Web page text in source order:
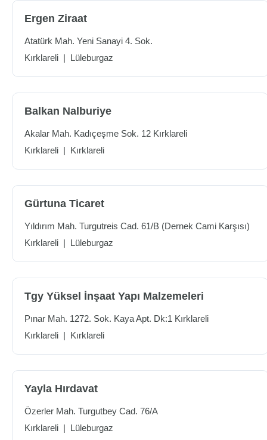
Ergen Ziraat
Atatürk Mah. Yeni Sanayi 4. Sok.
Kırklareli | Lüleburgaz
Balkan Nalburiye
Akalar Mah. Kadıçeşme Sok. 12 Kırklareli
Kırklareli | Kırklareli
Gürtuna Ticaret
Yıldırım Mah. Turgutreis Cad. 61/B (Dernek Cami Karşısı)
Kırklareli | Lüleburgaz
Tgy Yüksel İnşaat Yapı Malzemeleri
Pınar Mah. 1272. Sok. Kaya Apt. Dk:1 Kırklareli
Kırklareli | Kırklareli
Yayla Hırdavat
Özerler Mah. Turgutbey Cad. 76/A
Kırklareli | Lüleburgaz